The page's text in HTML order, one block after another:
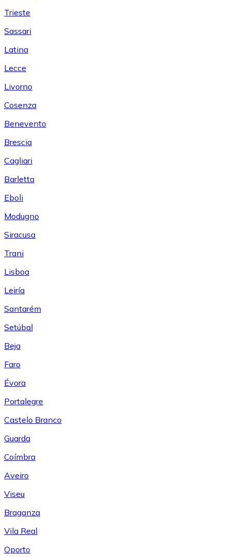
Trieste
Sassari
Latina
Lecce
Livorno
Cosenza
Benevento
Brescia
Cagliari
Barletta
Eboli
Modugno
Siracusa
Trani
Lisboa
Leiría
Santarém
Setúbal
Beja
Faro
Évora
Portalegre
Castelo Branco
Guarda
Coímbra
Aveiro
Viseu
Braganza
Vila Real
Oporto